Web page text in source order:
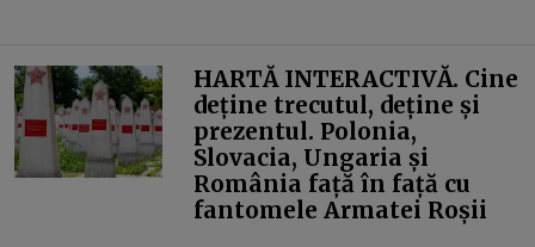
HARTĂ INTERACTIVĂ. Cine
deține trecutul, deține și
prezentul. Polonia,
Slovacia, Ungaria și
România față în față cu
fantomele Armatei Roșii